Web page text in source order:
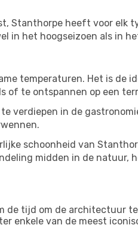
Stanthorpe heeft voor elk
in het hoogseizoen als in
temperaturen. Het is de
of te ontspannen op een
verdiepen in de
schoonheid van
midden in de natuur,
de tijd om de architectuur
enkele van de meest